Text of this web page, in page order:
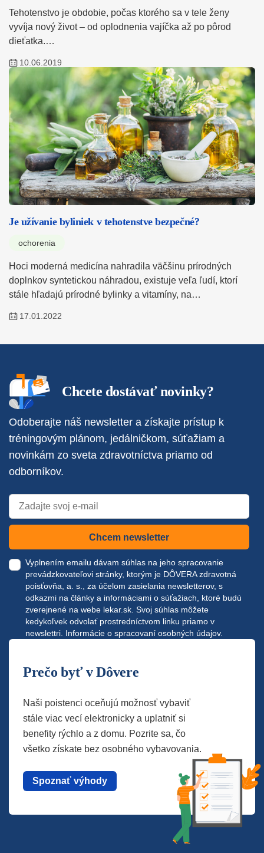
Tehotenstvo je obdobie, počas ktorého sa v tele ženy
vyvíja nový život – od oplodnenia vajíčka až po pôrod
dieťatka.…
10.06.2019
Je užívanie byliniek v tehotenstve bezpečné?
ochorenia
Hoci moderná medicína nahradila väčšinu prírodných
doplnkov syntetickou náhradou, existuje veľa ľudí, ktorí
stále hľadajú prírodné bylinky a vitamíny, na…
17.01.2022
Chcete dostávať novinky?
Odoberajte náš newsletter a získajte prístup k
tréningovým plánom, jedálničkom, súťažiam a
novinkám zo sveta zdravotníctva priamo od
odborníkov.
Chcem newsletter
Vyplnením emailu dávam súhlas na jeho spracovanie
prevádzkovateľovi stránky, ktorým je DÔVERA zdravotná
poisťovňa, a. s., za účelom zasielania newsletterov, s
odkazmi na články a informáciami o súťažiach, ktoré budú
zverejnené na webe lekar.sk. Svoj súhlas môžete
kedykoľvek odvolať prostredníctvom linku priamo v
newslettri. Informácie o spracovaní osobných údajov.
Prečo byť v Dôvere
Naši poistenci oceňujú možnosť vybaviť
stále viac vecí elektronicky a uplatniť si
benefity rýchlo a z domu. Pozrite sa, čo
všetko získate bez osobného vybavovania.
Spoznať výhody